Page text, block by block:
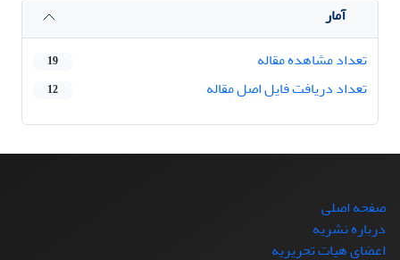
آمار
تعداد مشاهده مقاله
19
تعداد دریافت فایل اصل مقاله 12
صفحه اصلی
درباره نشریه
اعضای هیات تحریریه